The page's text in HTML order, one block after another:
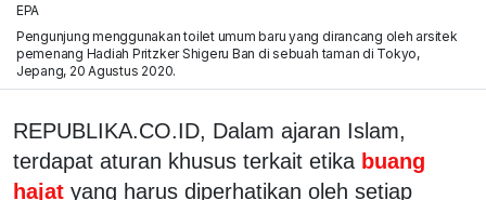
EPA
Pengunjung menggunakan toilet umum baru yang dirancang oleh arsitek
pemenang Hadiah Pritzker Shigeru Ban di sebuah taman di Tokyo,
Jepang, 20 Agustus 2020.
REPUBLIKA.CO.ID, Dalam ajaran Islam,
terdapat aturan khusus terkait etika buang
hajat yang harus diperhatikan oleh setiap